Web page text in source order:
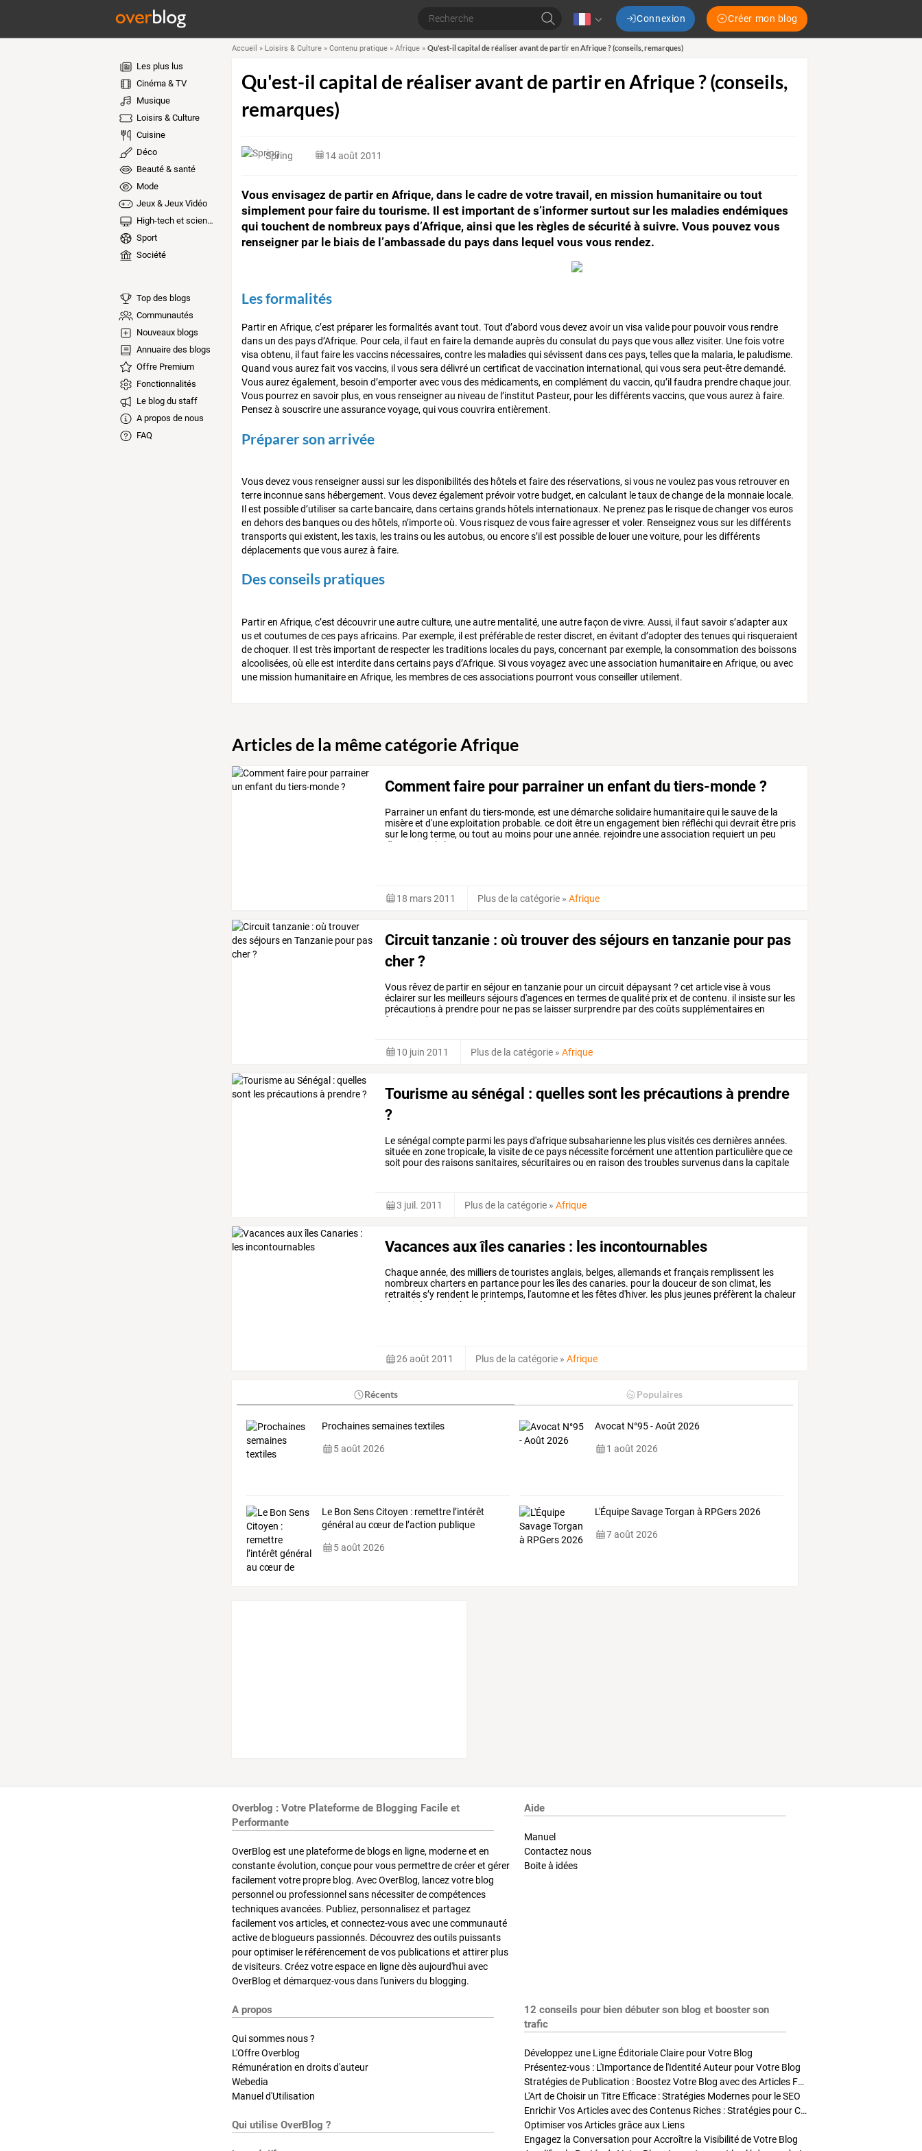
Connexion Créer mon blog
Les plus lus
Cinéma & TV
Musique
Loisirs & Culture
Cuisine
Déco
Beauté & santé
Mode
Jeux & Jeux Vidéo
High-tech et sciences
Sport
Société
Top des blogs
Communautés
Nouveaux blogs
Annuaire des blogs
Offre Premium
Fonctionnalités
Le blog du staff
A propos de nous
FAQ
Accueil » Loisirs & Culture» Contenu pratique» Afrique» Qu'est-il capital de réaliser avant de partir en Afrique ? (conseils, remarques)
Qu'est-il capital de réaliser avant de partir en Afrique ? (conseils,
remarques)
Spring 14 août 2011
Vous envisagez de partir en Afrique, dans le cadre de votre travail, en mission humanitaire ou tout
simplement pour faire du tourisme. Il est important de s’informer surtout sur les maladies endémiques
qui touchent de nombreux pays d’Afrique, ainsi que les règles de sécurité à suivre. Vous pouvez vous
renseigner par le biais de l’ambassade du pays dans lequel vous vous rendez.
Les formalités
Partir en Afrique, c’est préparer les formalités avant tout. Tout d’abord vous devez avoir un visa valide pour pouvoir vous rendre
dans un des pays d’Afrique. Pour cela, il faut en faire la demande auprès du consulat du pays que vous allez visiter. Une fois votre
visa obtenu, il faut faire les vaccins nécessaires, contre les maladies qui sévissent dans ces pays, telles que la malaria, le paludisme.
Quand vous aurez fait vos vaccins, il vous sera délivré un certificat de vaccination international, qui vous sera peut-être demandé.
Vous aurez également, besoin d’emporter avec vous des médicaments, en complément du vaccin, qu’il faudra prendre chaque jour.
Vous pourrez en savoir plus, en vous renseigner au niveau de l’institut Pasteur, pour les différents vaccins, que vous aurez à faire.
Pensez à souscrire une assurance voyage, qui vous couvrira entièrement.
Préparer son arrivée
Vous devez vous renseigner aussi sur les disponibilités des hôtels et faire des réservations, si vous ne voulez pas vous retrouver en
terre inconnue sans hébergement. Vous devez également prévoir votre budget, en calculant le taux de change de la monnaie locale.
Il est possible d’utiliser sa carte bancaire, dans certains grands hôtels internationaux. Ne prenez pas le risque de changer vos euros
en dehors des banques ou des hôtels, n’importe où. Vous risquez de vous faire agresser et voler. Renseignez vous sur les différents
transports qui existent, les taxis, les trains ou les autobus, ou encore s’il est possible de louer une voiture, pour les différents
déplacements que vous aurez à faire.
Des conseils pratiques
Partir en Afrique, c’est découvrir une autre culture, une autre mentalité, une autre façon de vivre. Aussi, il faut savoir s’adapter aux
us et coutumes de ces pays africains. Par exemple, il est préférable de rester discret, en évitant d’adopter des tenues qui risqueraient
de choquer. Il est très important de respecter les traditions locales du pays, concernant par exemple, la consommation des boissons
alcoolisées, où elle est interdite dans certains pays d’Afrique. Si vous voyagez avec une association humanitaire en Afrique, ou avec
une mission humanitaire en Afrique, les membres de ces associations pourront vous conseiller utilement.
Articles de la même catégorie Afrique
Comment faire pour parrainer un enfant du tiers-monde ?
Parrainer un enfant du tiers-monde, est unedémarchesolidaire humanitairequi lesauvede la
misèreet d'uneexploitation probable. cedoit être un engagement bien réfléchiquidevrait être pris
sur le long terme, ou tout au moins pour uneannée. rejoindre uneassociation requiert un peu
d'attention,
le bon
18 mars 2011 Plus de la catégorie »Afrique
Circuit tanzanie : où trouver des séjours en tanzanie pour pas
cher ?
Vous rêvez de partir en séjour en tanzanie pour un circuit dépaysant ? cet article vise à vous
éclairer sur les meilleurs séjours d'agences en termes de qualité prix et de contenu. il insiste sur les
précautions à prendre pour ne pas se laisser surprendre par des coûts supplémentaires en
fonction de votre projet.
10 juin 2011 Plus de la catégorie »Afrique
Tourisme au sénégal : quelles sont les précautions à prendre
?
Lesénégalcompte parmi les paysd'afriquesubsaharienne les plusvisitéscesdernièresannées.
situéeen zonetropicale, la visitedece pays nécessiteforcément uneattention particulièrequece
soit pourdes raisonssanitaires, sécuritairesou en raison destroublessurvenusdans la capitale
3 juil. 2011 Plus de la catégorie »Afrique
Vacances aux îles canaries : les incontournables
Chaqueannée,des milliersdetouristesanglais, belges,allemandset français remplissent les
nombreuxchartersen partance pour lesîlesdescanaries. pour la douceurdeson climat, les
retraitéss’y rendent le printemps, l'automneet lesfêtesd'hiver. les plus jeunes préfèrent la chaleur
des
soirées estivales le
26 août 2011 Plus de la catégorie »Afrique
Récents Populaires
Prochaines semaines textiles
5 août 2026
Avocat N°95 - Août 2026
1 août 2026
Le Bon Sens Citoyen : remettre l’intérêt
général au cœur de l’action publique
5 août 2026
L'Équipe Savage Torgan à RPGers 2026
7 août 2026
Overblog : Votre Plateforme de Blogging Facile et
Performante
OverBlog est une plateforme de blogs en ligne, moderne et en
constante évolution, conçue pour vous permettre de créer et gérer
facilement votre propre blog. Avec OverBlog, lancez votre blog
personnel ou professionnel sans nécessiter de compétences
techniques avancées. Publiez, personnalisez et partagez
facilement vos articles, et connectez-vous avec une communauté
active de blogueurs passionnés. Découvrez des outils puissants
pour optimiser le référencement de vos publications et attirer plus
de visiteurs. Créez votre espace en ligne dès aujourd'hui avec
OverBlog et démarquez-vous dans l'univers du blogging.
Aide
Manuel
Contactez nous
Boite à idées
A propos
Qui sommes nous ?
L'Offre Overblog
Rémunération en droits d'auteur
Webedia
Manuel d'Utilisation
Qui utilise OverBlog ?
12 conseils pour bien débuter son blog et booster son
trafic
Développez une Ligne Éditoriale Claire pour Votre Blog
Présentez-vous : L'Importance de l'Identité Auteur pour Votre Blog
Stratégies de Publication : Boostez Votre Blog avec des Articles Fréquents et Exclusifs
L'Art de Choisir un Titre Efficace : Stratégies Modernes pour le SEO
Enrichir Vos Articles avec des Contenus Riches : Stratégies pour Captiver et Optimiser
Optimiser vos Articles grâce aux Liens
Engagez la Conversation pour Accroître la Visibilité de Votre Blog